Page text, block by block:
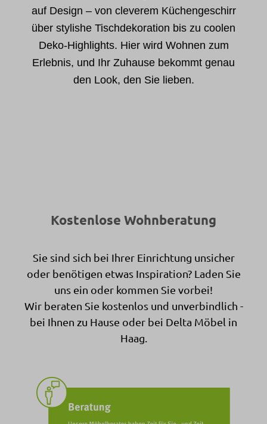
auf Design – von cleverem Küchengeschirr
über stylishe Tischdekoration bis zu coolen
Deko-Highlights. Hier wird Wohnen zum
Erlebnis, und Ihr Zuhause bekommt genau
den Look, den Sie lieben.
Kostenlose Wohnberatung
Sie sind sich bei Ihrer Einrichtung unsicher
oder benötigen etwas Inspiration? Laden Sie
uns ein oder kommen Sie vorbei!
Wir beraten Sie kostenlos und unverbindlich -
bei Ihnen zu Hause oder bei Delta Möbel in
Haag.